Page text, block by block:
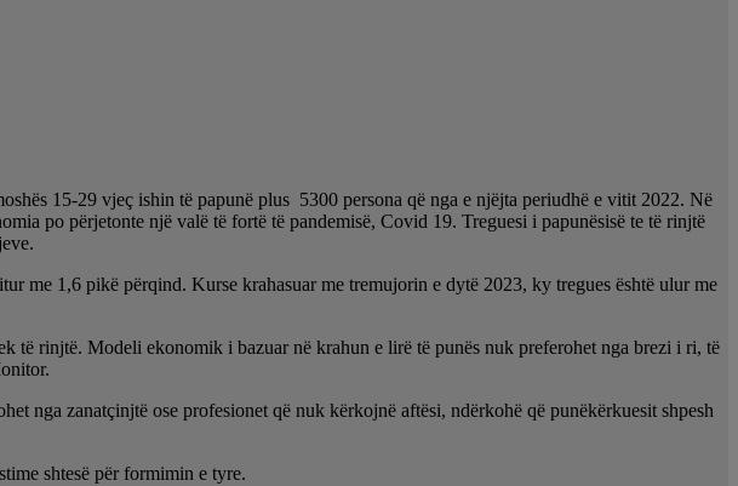
15-29 vjeç ishin të papunë plus 5300 persona që nga e njëjta periudhë e vitit 2022. Në
po përjetonte një valë të fortë të pandemisë, Covid 19. Treguesi i papunësisë te të rinjtë
me 1,6 pikë përqind. Kurse krahasuar me tremujorin e dytë 2023, ky tregues është ulur me
të rinjtë. Modeli ekonomik i bazuar në krahun e lirë të punës nuk preferohet nga brezi i ri, të
nga zanatçinjtë ose profesionet që nuk kërkojnë aftësi, ndërkohë që punëkërkuesit shpesh
shtesë për formimin e tyre.